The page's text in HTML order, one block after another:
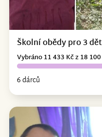
Školní obědy pro 3
6 dárců
Vybráno 11 433 Kč z 18